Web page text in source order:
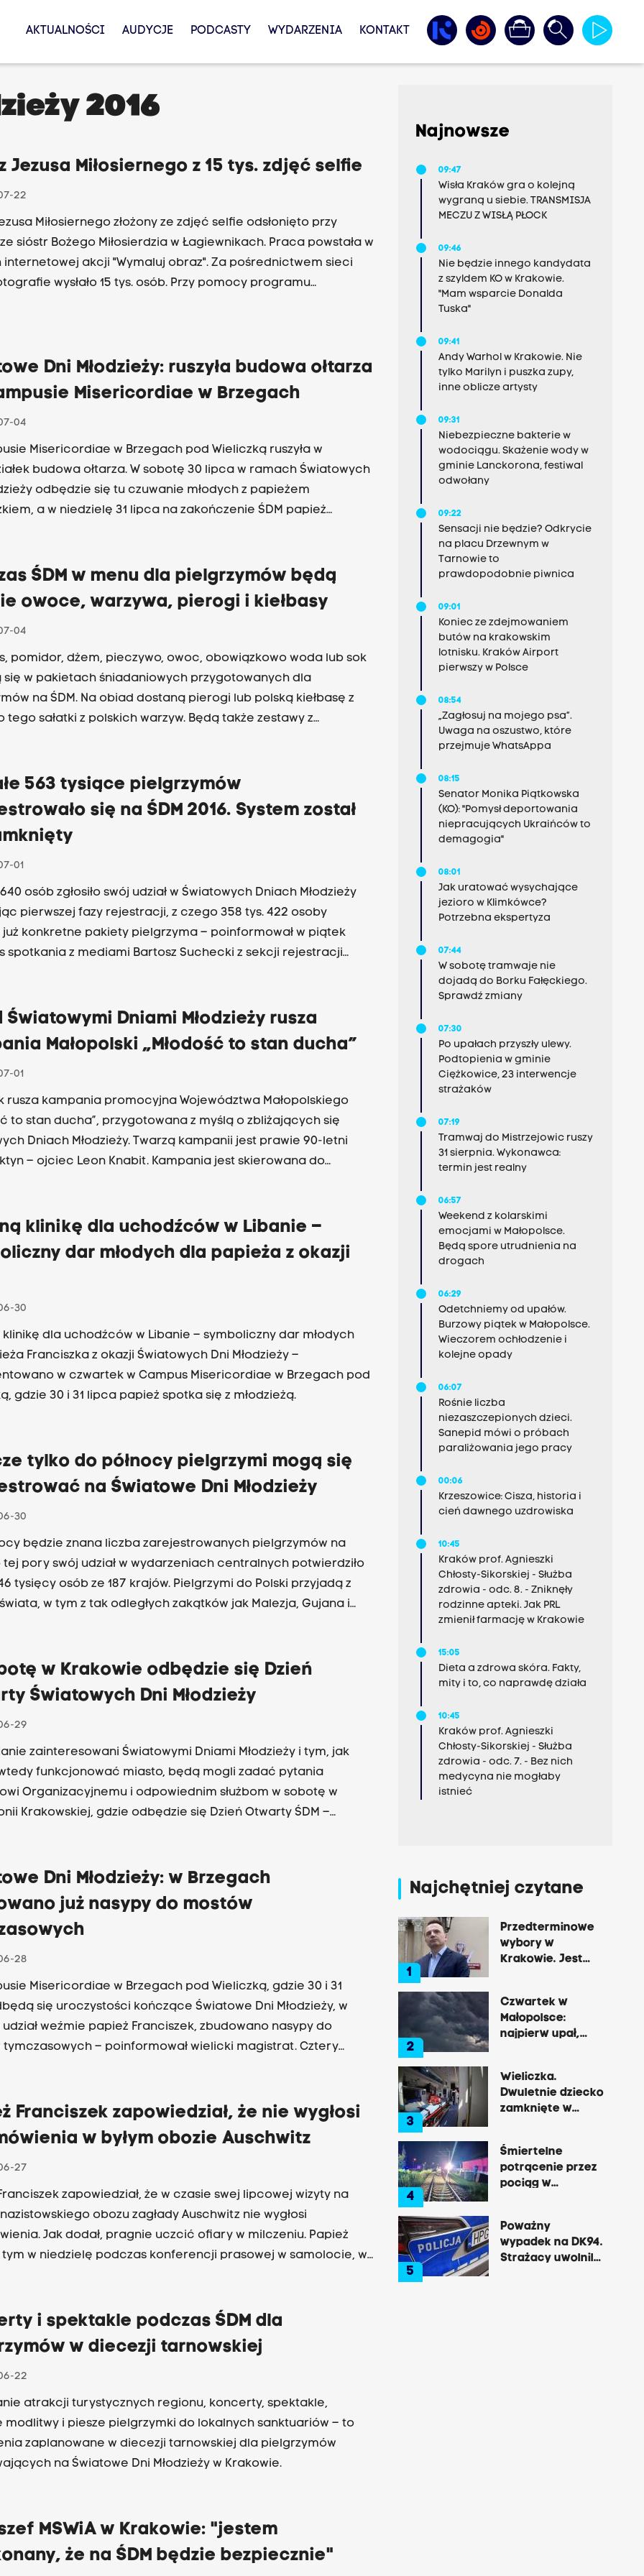
AKTUALNOŚCI AUDYCJE PODCASTY WYDARZENIA KONTAKT
2016
Jezusa Miłosiernego z 15 tys. zdjęć selfie
22
Miłosiernego złożony ze zdjęć selfie odsłonięto przy
sióstr Bożego Miłosierdzia w Łagiewnikach. Praca powstała w
akcji "Wymaluj obraz". Za pośrednictwem sieci
wysłało 15 tys. osób. Przy pomocy programu
Dni Młodzieży: ruszyła budowa ołtarza
Misericordiae w Brzegach
04
Misericordiae w Brzegach pod Wieliczką ruszyła w
budowa ołtarza. W sobotę 30 lipca w ramach Światowych
odbędzie się tu czuwanie młodych z papieżem
a w niedzielę 31 lipca na zakończenie ŚDM papież
PAP dyrektor Caritas Archidiecezji Krakowskiej ks. Bogdan
odpowiedzialny za przygotowania miejsca centralnej liturgii
Dni Młodzieży w Brzegach.
ŚDM w menu dla pielgrzymów będą
owoce, warzywa, pierogi i kiełbasy
04
pomidor, dżem, pieczywo, owoc, obowiązkowo woda lub sok
się w pakietach śniadaniowych przygotowanych dla
na ŚDM. Na obiad dostaną pierogi lub polską kiełbasę z
tego sałatki z polskich warzyw. Będą także zestawy z
563 tysiące pielgrzymów
się na ŚDM 2016. System został
01
osób zgłosiło swój udział w Światowych Dniach Młodzieży
pierwszej fazy rejestracji, z czego 358 tys. 422 osoby
już konkretne pakiety pielgrzyma – poinformował w piątek
spotkania z mediami Bartosz Suchecki z sekcji rejestracji
tys. 224 tys.), Francji (34 tys. 353), Hiszpanii (30 tys. 861),
Zjednoczonych (27 tys. 17) i Niemiec (15 tys. 484).
Światowymi Dniami Młodzieży rusza
Małopolski „Młodość to stan ducha”
01
rusza kampania promocyjna Województwa Małopolskiego
to stan ducha”, przygotowana z myślą o zbliżających się
Dniach Młodzieży. Twarzą kampanii jest prawie 90-letni
– ojciec Leon Knabit. Kampania jest skierowana do
klinikę dla uchodźców w Libanie –
dar młodych dla papieża z okazji
30
klinikę dla uchodźców w Libanie – symboliczny dar młodych
Franciszka z okazji Światowych Dni Młodzieży –
w czwartek w Campus Misericordiae w Brzegach pod
gdzie 30 i 31 lipca papież spotka się z młodzieżą.
tylko do północy pielgrzymi mogą się
na Światowe Dni Młodzieży
30
będzie znana liczba zarejestrowanych pielgrzymów na
tej pory swój udział w wydarzeniach centralnych potwierdziło
tysięcy osób ze 187 krajów. Pielgrzymi do Polski przyjadą z
w tym z tak odległych zakątków jak Malezja, Gujana i
w Krakowie odbędzie się Dzień
Światowych Dni Młodzieży
29
zainteresowani Światowymi Dniami Młodzieży i tym, jak
funkcjonować miasto, będą mogli zadać pytania
Organizacyjnemu i odpowiednim służbom w sobotę w
Krakowskiej, gdzie odbędzie się Dzień Otwarty ŚDM –
Dni Młodzieży: w Brzegach
już nasypy do mostów
28
Misericordiae w Brzegach pod Wieliczką, gdzie 30 i 31
się uroczystości kończące Światowe Dni Młodzieży, w
weźmie papież Franciszek, zbudowano nasypy do
tymczasowych – poinformował wielicki magistrat. Cztery
przekazali je w Urzędzie Miasta i Gminy Wieliczka do
Franciszek zapowiedział, że nie wygłosi
w byłym obozie Auschwitz
27
zapowiedział, że w czasie swej lipcowej wizyty na
obozu zagłady Auschwitz nie wygłosi
Jak dodał, pragnie uczcić ofiary w milczeniu. Papież
tym w niedzielę podczas konferencji prasowej w samolocie, w
i spektakle podczas ŚDM dla
w diecezji tarnowskiej
22
atrakcji turystycznych regionu, koncerty, spektakle,
modlitwy i piesze pielgrzymki do lokalnych sanktuariów – to
zaplanowane w diecezji tarnowskiej dla pielgrzymów
na Światowe Dni Młodzieży w Krakowie.
MSWiA w Krakowie: "jestem
że na ŚDM będzie bezpiecznie"
Najnowsze
09:47
Wisła Kraków gra o kolejną
wygraną u siebie. TRANSMISJA
MECZU Z WISŁĄ PŁOCK
09:46
Nie będzie innego kandydata
z szyldem KO w Krakowie.
"Mam wsparcie Donalda
Tuska"
09:41
Andy Warhol w Krakowie. Nie
tylko Marilyn i puszka zupy,
inne oblicze artysty
09:31
Niebezpieczne bakterie w
wodociągu. Skażenie wody w
gminie Lanckorona, festiwal
odwołany
09:22
Sensacji nie będzie? Odkrycie
na placu Drzewnym w
Tarnowie to
prawdopodobnie piwnica
09:01
Koniec ze zdejmowaniem
butów na krakowskim
lotnisku. Kraków Airport
pierwszy w Polsce
08:54
„Zagłosuj na mojego psa”.
Uwaga na oszustwo, które
przejmuje WhatsAppa
08:15
Senator Monika Piątkowska
(KO): "Pomysł deportowania
niepracujących Ukraińców to
demagogia"
08:01
Jak uratować wysychające
jezioro w Klimkówce?
Potrzebna ekspertyza
07:44
W sobotę tramwaje nie
dojadą do Borku Fałęckiego.
Sprawdź zmiany
07:30
Po upałach przyszły ulewy.
Podtopienia w gminie
Ciężkowice, 23 interwencje
strażaków
07:19
Tramwaj do Mistrzejowic ruszy
31 sierpnia. Wykonawca:
termin jest realny
06:57
Weekend z kolarskimi
emocjami w Małopolsce.
Będą spore utrudnienia na
drogach
06:29
Odetchniemy od upałów.
Burzowy piątek w Małopolsce.
Wieczorem ochłodzenie i
kolejne opady
06:07
Rośnie liczba
niezaszczepionych dzieci.
Sanepid mówi o próbach
paraliżowania jego pracy
00:06
Krzeszowice: Cisza, historia i
cień dawnego uzdrowiska
10:45
Kraków prof. Agnieszki
Chłosty-Sikorskiej - Służba
zdrowia - odc. 8. - Zniknęły
rodzinne apteki. Jak PRL
zmienił farmację w Krakowie
15:05
Dieta a zdrowa skóra. Fakty,
mity i to, co naprawdę działa
10:45
Kraków prof. Agnieszki
Chłosty-Sikorskiej - Służba
zdrowia - odc. 7. - Bez nich
medycyna nie mogłaby
istnieć
Najchętniej czytane
1
Przedterminowe
wybory w
Krakowie. Jest
2
Czwartek w
Małopolsce:
najpierw upał,
3
Wieliczka.
Dwuletnie dziecko
zamknięte w
zakupach
4
Śmiertelne
potrącenie przez
pociąg w
trasie do Krakowa
5
Poważny
wypadek na DK94.
Strażacy uwolnili